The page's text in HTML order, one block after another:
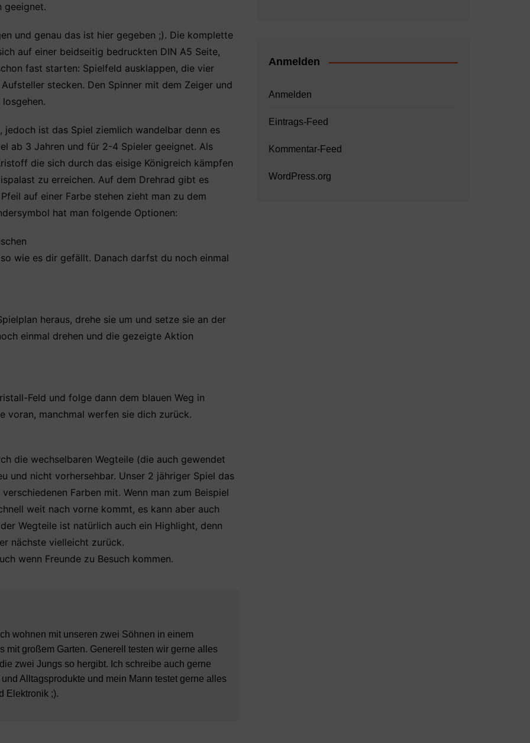
geeignet.
und genau das ist hier gegeben ;). Die komplette
auf einer beidseitig bedruckten DIN A5 Seite,
fast starten: Spielfeld ausklappen, die vier
stecken. Den Spinner mit dem Zeiger und
jedoch ist das Spiel ziemlich wandelbar denn es
ab 3 Jahren und für 2-4 Spieler geeignet. Als
die sich durch das eisige Königreich kämpfen
zu erreichen. Auf dem Drehrad gibt es
auf einer Farbe stehen zieht man zu dem
hat man folgende Optionen:
wie es dir gefällt. Danach darfst du noch einmal
heraus, drehe sie um und setze sie an der
einmal drehen und die gezeigte Aktion
Feld und folge dann dem blauen Weg in
voran, manchmal werfen sie dich zurück.
die wechselbaren Wegteile (die auch gewendet
und nicht vorhersehbar. Unser 2 jähriger Spiel das
Farben mit. Wenn man zum Beispiel
weit nach vorne kommt, es kann aber auch
Wegteile ist natürlich auch ein Highlight, denn
nächste vielleicht zurück.
wenn Freunde zu Besuch kommen.
wohnen mit unseren zwei Söhnen in einem
mit großem Garten. Generell testen wir gerne alles
zwei Jungs so hergibt. Ich schreibe auch gerne
Alltagsprodukte und mein Mann testet gerne alles
Elektronik ;).
Anmelden
Anmelden
Eintrags-Feed
Kommentar-Feed
WordPress.org